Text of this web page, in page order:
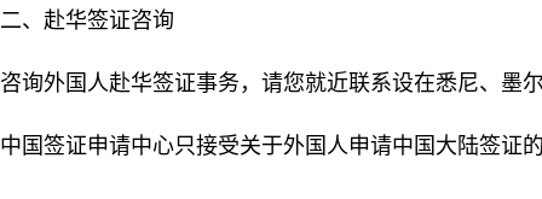
二、赴华签证咨询
咨询外国人赴华签证事务，请您就近联系设在悉尼、墨
中国签证申请中心只接受关于外国人申请中国大陆签证